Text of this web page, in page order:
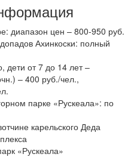
диапазон цен – 800-950 руб.
Ахинкоски: полный
дети от 7 до 14 лет –
– 400 руб./чел.,
парке «Рускеала»: по
карельского Деда
«Рускеала»